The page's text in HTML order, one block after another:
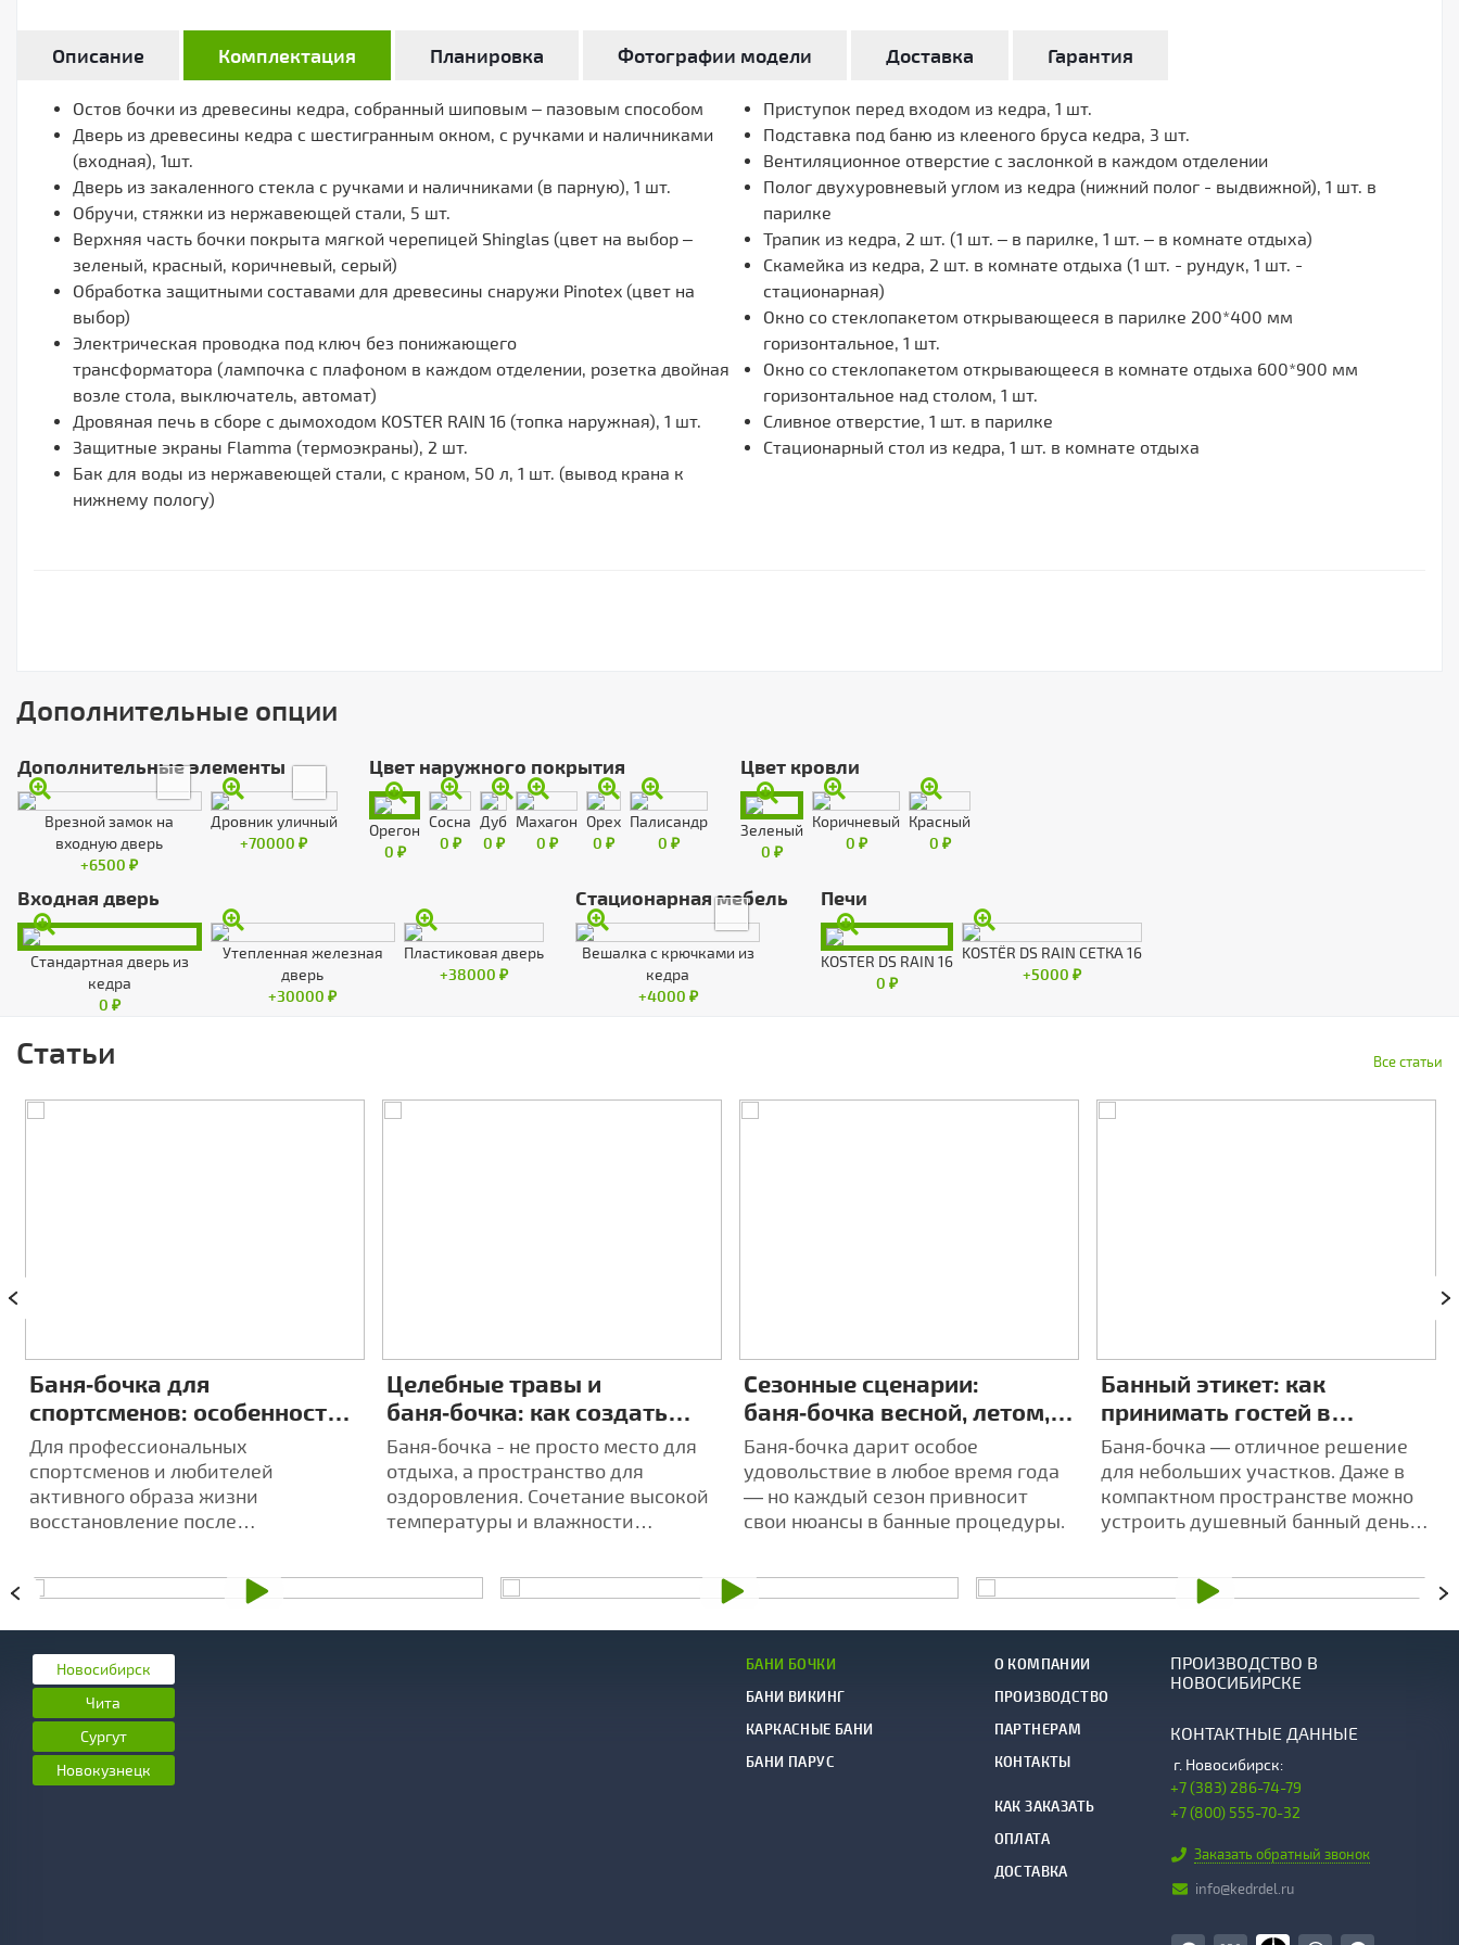
Описание Комплектация Планировка Фотографии модели Доставка Гарантия
Остов бочки из древесины кедра, собранный шиповым – пазовым способом
Дверь из древесины кедра c шестигранным окном, с ручками и наличниками
(входная), 1шт.
Дверь из закаленного стекла с ручками и наличниками (в парную), 1 шт.
Обручи, стяжки из нержавеющей стали, 5 шт.
Верхняя часть бочки покрыта мягкой черепицей Shinglas (цвет на выбор –
зеленый, красный, коричневый, серый)
Обработка защитными составами для древесины снаружи Pinotex (цвет на
выбор)
Электрическая проводка под ключ без понижающего
трансформатора (лампочка с плафоном в каждом отделении, розетка двойная
возле стола, выключатель, автомат)
Дровяная печь в сборе с дымоходом KOSTER RAIN 16 (топка наружная), 1 шт.
Защитные экраны Flamma (термоэкраны), 2 шт.
Бак для воды из нержавеющей стали, с краном, 50 л, 1 шт. (вывод крана к
нижнему пологу)
Приступок перед входом из кедра, 1 шт.
Подставка под баню из клееного бруса кедра, 3 шт.
Вентиляционное отверстие с заслонкой в каждом отделении
Полог двухуровневый углом из кедра (нижний полог - выдвижной), 1 шт. в
парилке
Трапик из кедра, 2 шт. (1 шт. – в парилке, 1 шт. – в комнате отдыха)
Скамейка из кедра, 2 шт. в комнате отдыха (1 шт. - рундук, 1 шт. -
стационарная)
Окно со стеклопакетом открывающееся в парилке 200*400 мм
горизонтальное, 1 шт.
Окно со стеклопакетом открывающееся в комнате отдыха 600*900 мм
горизонтальное над столом, 1 шт.
Сливное отверстие, 1 шт. в парилке
Стационарный стол из кедра, 1 шт. в комнате отдыха
Дополнительные опции
Дополнительные элементы
Врезной замок на
входную дверь
+6500 ₽
Дровник уличный
+70000 ₽
Цвет наружного покрытия
Орегон
0 ₽
Сосна
0 ₽
Дуб
0 ₽
Махагон
0 ₽
Орех
0 ₽
Палисандр
0 ₽
Цвет кровли
Зеленый
0 ₽
Коричневый
0 ₽
Красный
0 ₽
Входная дверь
Стандартная дверь из
кедра
0 ₽
Утепленная железная
дверь
+30000 ₽
Пластиковая дверь
+38000 ₽
Стационарная мебель
Вешалка с крючками из
кедра
+4000 ₽
Печи
KOSTER DS RAIN 16
0 ₽
KOSTЁR DS RAIN СЕТКА 16
+5000 ₽
Статьи Все статьи
Баня‑бочка для
спортсменов: особенности
восстановления после
тренировок
Для профессиональных
спортсменов и любителей
активного образа жизни
восстановление после
высоких результатов.
Целебные травы и
баня‑бочка: как создать
индивидуальную
ароматерапию в парилке
Баня‑бочка - не просто место для
отдыха, а пространство для
оздоровления. Сочетание высокой
температуры и влажности
Сезонные сценарии:
баня‑бочка весной, летом,
осенью и зимой — 4 разных
опыта
Баня‑бочка дарит особое
удовольствие в любое время года
— но каждый сезон привносит
свои нюансы в банные процедуры.
Банный этикет: как
принимать гостей в
компактной бане‑бочке
Баня‑бочка — отличное решение
для небольших участков. Даже в
компактном пространстве можно
устроить душевный банный день
Новосибирск
Чита
Сургут
Новокузнецк
БАНИ БОЧКИ
БАНИ ВИКИНГ
КАРКАСНЫЕ БАНИ
БАНИ ПАРУС
О КОМПАНИИ
ПРОИЗВОДСТВО
ПАРТНЕРАМ
КОНТАКТЫ
КАК ЗАКАЗАТЬ
ОПЛАТА
ДОСТАВКА
ПРОИЗВОДСТВО В
НОВОСИБИРСКЕ
КОНТАКТНЫЕ ДАННЫЕ
г. Новосибирск:
+7 (383) 286-74-79
+7 (800) 555-70-32
Заказать обратный звонок
info@kedrdel.ru